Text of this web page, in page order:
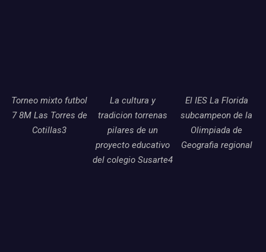
Torneo mixto futbol
7 8M Las Torres de
Cotillas3
La cultura y
tradicion torrenas
pilares de un
proyecto educativo
del colegio Susarte4
El IES La Florida
subcampeon de la
Olimpiada de
Geografia regional